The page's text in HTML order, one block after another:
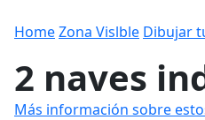
HomeZona Vislble Dibujar
2 naves
Más información sobre